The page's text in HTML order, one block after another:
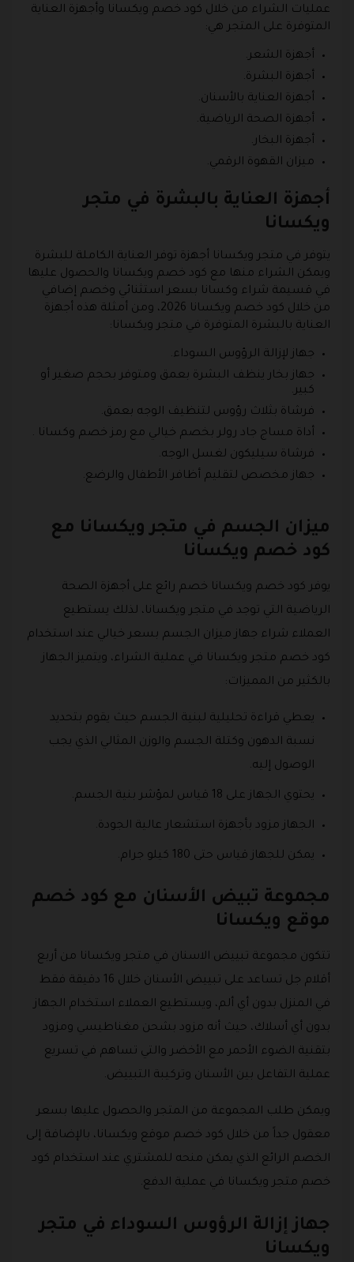
عمليات الشراء من خلال كود خصم ويكسانا وأجهزة العناية
المتوفرة على المتجر هي:
أجهزة الشعر.
أجهزة البشرة.
أجهزة العناية بالأسنان.
أجهزة الصحة الرياضية.
أجهزة البخار.
ميزان القهوة الرقمي.
أجهزة العناية بالبشرة في متجر
ويكسانا
يتوفر في متجر ويكسانا أجهزة توفر العناية الكاملة للبشرة
ويمكن الشراء منها مع كود خصم ويكسانا والحصول عليها
في قسيمة شراء وكسانا بسعر استثنائي وخصم إضافي
من خلال كود خصم ويكسانا 2026، ومن أمثلة هذه أجهزة
العناية بالبشرة المتوفرة في متجر ويكسانا:
جهاز لإزالة الرؤوس السوداء.
جهاز بخار ينظف البشرة بعمق ومتوفر بحجم صغير أو
كبير.
فرشاة بثلاث رؤوس لتنظيف الوجه بعمق.
أداة مساج جاد رولر بخصم خيالي مع رمز خصم وكسانا .
فرشاة سيليكون لغسل الوجه.
جهاز مخصص لتقليم أظافر الأطفال والرضع.
ميزان الجسم في متجر ويكسانا مع
كود خصم ويكسانا
يوفر كود خصم ويكسانا خصم رائع على أجهزة الصحة
الرياضية التي توجد في متجر ويكسانا، لذلك يستطيع
العملاء شراء جهاز ميزان الجسم بسعر خيالي عند استخدام
كود خصم متجر ويكسانا في عملية الشراء، ويتميز الجهاز
بالكثير من المميزات:
يعطي قراءة تحليلية لبنية الجسم حيث يقوم بتحديد
نسبة الدهون وكتلة الجسم والوزن المثالي الذي يجب
الوصول إليه.
يحتوي الجهاز على 18 قياس لمؤشر بنية الجسم.
الجهاز مزود بأجهزة استشعار عالية الجودة.
يمكن للجهاز قياس حتى 180 كيلو جرام.
مجموعة تبيض الأسنان مع كود خصم
موقع ويكسانا
تتكون مجموعة تبييض الاسنان في متجر ويكسانا من أربع
أقلام جل تساعد على تبييض الأسنان خلال 16 دقيقة فقط
في المنزل بدون أي ألم، ويستطيع العملاء استخدام الجهاز
بدون أي أسلاك، حيث أنه مزود بشحن مغناطيسي ومزود
بتقنية الضوء الأحمر مع الأخضر والتي تساهم في تسريع
عملية التفاعل بين الأسنان وتركيبة التبييض.
ويمكن طلب المجموعة من المتجر والحصول عليها بسعر
معقول جداً من خلال كود خصم موقع ويكسانا، بالإضافة إلى
الخصم الرائع الذي يمكن منحه للمشتري عند استخدام كود
خصم متجر ويكسانا في عملية الدفع.
جهاز إزالة الرؤوس السوداء في متجر
ويكسانا